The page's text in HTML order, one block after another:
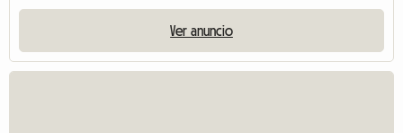
Ver anuncio